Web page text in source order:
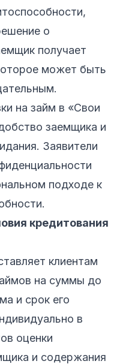
о
получает
может быть
на займ в «Свои
заемщика и
Заявители
подходе к
кредитования
клиентам
на суммы до
и срок его
в
оценки
и содержания